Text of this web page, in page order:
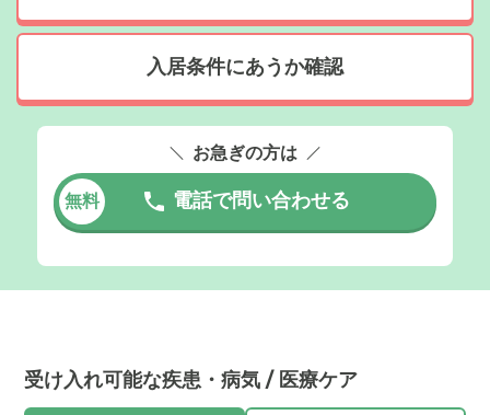
入居条件にあうか確認
お急ぎの方は
無料 電話で問い合わせる
受け入れ可能な疾患・病気 / 医療ケア